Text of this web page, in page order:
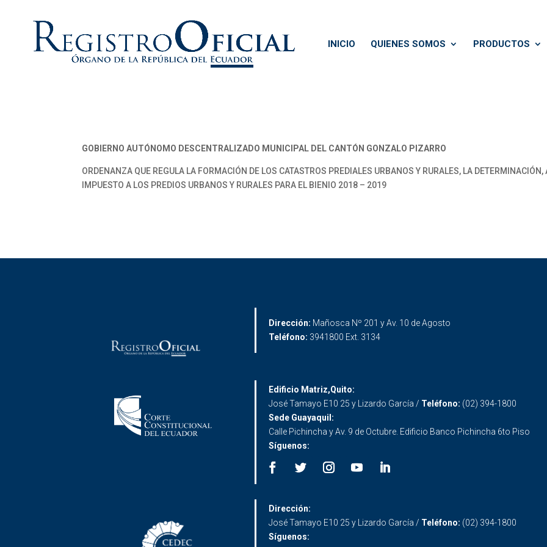
INICIO QUIENES SOMOS PRODUCTOS
GOBIERNO AUTÓNOMO DESCENTRALIZADO MUNICIPAL DEL CANTÓN GONZALO PIZARRO
ORDENANZA QUE REGULA LA FORMACIÓN DE LOS CATASTROS PREDIALES URBANOS Y RURALES, LA
IMPUESTO A LOS PREDIOS URBANOS Y RURALES PARA EL BIENIO 2018 – 2019
Dirección: Mañosca Nº 201 y Av. 10 de Agosto
Teléfono: 3941800 Ext. 3134
Edificio Matriz,Quito:
José Tamayo E10 25 y Lizardo García / Teléfono: (02) 394-1800
Sede Guayaquil:
Calle Pichincha y Av. 9 de Octubre. Edificio Banco Pichincha 6to Piso
Síguenos:
Dirección:
José Tamayo E10 25 y Lizardo García / Teléfono: (02) 394-1800
Síguenos: